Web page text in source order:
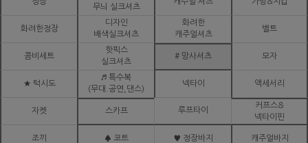
무늬 실크셔츠
화려한정장
디자인
배색실크셔츠
화려한
캐주얼셔츠
벨트
콤비세트
핫픽스
실크셔츠
# 망사셔츠 모자
★ 턱시도
♬ 특수복
(무대.공연,댄스)
넥타이 액세서리
자켓 스카프 루프타이
커프스&
넥타이핀
조끼 ♠ 코트 ♥ 정장바지 캐주얼바지